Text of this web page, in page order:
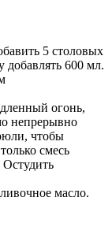
5 столовых
добавлять 600 мл.
огонь,
непрерывно
чтобы
смесь
Остудить
масло.